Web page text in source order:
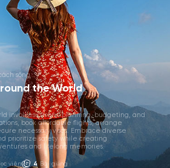
sống
the World
involves careful planning, budgeting, and
book affordable flights, arrange
necessary visas. Embrace diverse
prioritize safety while creating
and lifelong memories.
viên 4 Bài giảng